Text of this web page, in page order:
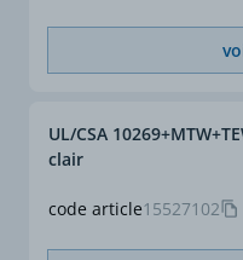
code article15527102
UL/CSA
clair